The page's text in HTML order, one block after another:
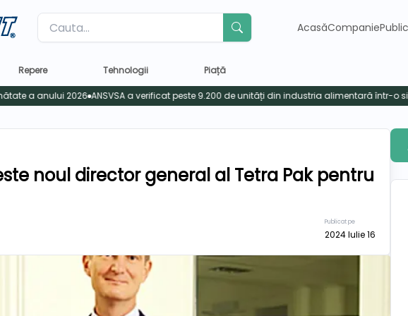
Label AcasăCompanie
Repere Tehnologii Piață
noul director general al Tetra Pak pentru
Publicat pe
2024 Iulie 16